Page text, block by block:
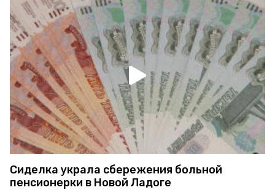
Сиделка украла сбережения больной
пенсионерки в Новой Ладоге